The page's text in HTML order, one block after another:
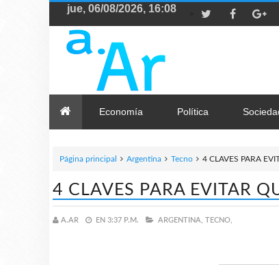
Economía Política
Página principal Argentina Tecno 4 CLAVES PARA
4 CLAVES PARA EVITAR
A.AR EN 3:37 P.M. ARGENTINA, TECNO,